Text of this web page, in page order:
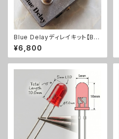
Blue Delayディレイキット【BA
SIC KIT】
¥6,800